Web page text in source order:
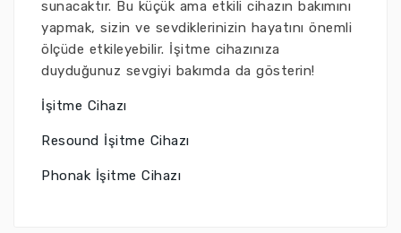
sunacaktır. Bu küçük ama etkili cihazın bakımını
yapmak, sizin ve sevdiklerinizin hayatını önemli
ölçüde etkileyebilir. İşitme cihazınıza
duyduğunuz sevgiyi bakımda da gösterin!
İşitme Cihazı
Resound İşitme Cihazı
Phonak İşitme Cihazı